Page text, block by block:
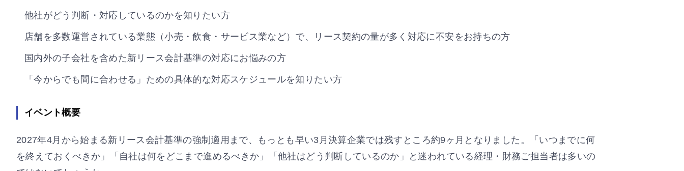
他社がどう判断・対応しているのかを知りたい方
店舗を多数運営されている業態（小売・飲食・サービス業など）で、リース契約の量が多く対応に不安をお持ちの方
国内外の子会社を含めた新リース会計基準の対応にお悩みの方
「今からでも間に合わせる」ための具体的な対応スケジュールを知りたい方
イベント概要
2027年4月から始まる新リース会計基準の強制適用まで、もっとも早い3月決算企業では残すところ約9ヶ月となりました。「いつまでに何
を終えておくべきか」「自社は何をどこまで進めるべきか」「他社はどう判断しているのか」と迷われている経理・財務ご担当者は多いの